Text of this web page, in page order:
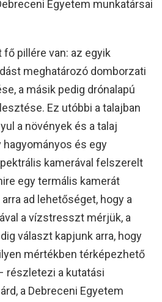
Egyetem munkatársai
pillére van: az egyik
meghatározó domborzati
a másik pedig drónalapú
Ez utóbbi a talajban
a növények és a talaj
hagyományos és egy
kamerával felszerelt
egy termális kamerát
ad lehetőséget, hogy a
a vízstresszt mérjük, a
választ kapjunk arra, hogy
mértékben térképezhető
részletezi a kutatási
a Debreceni Egyetem